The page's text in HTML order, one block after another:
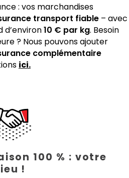
: vos marchandises
transport fiable – avec
10 € par kg. Besoin
? Nous pouvons ajouter
complémentaire
ici.
100 % : votre
!